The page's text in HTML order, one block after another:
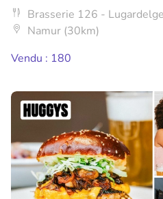
Brasserie 126 -
Namur (30km)
Vendu : 180